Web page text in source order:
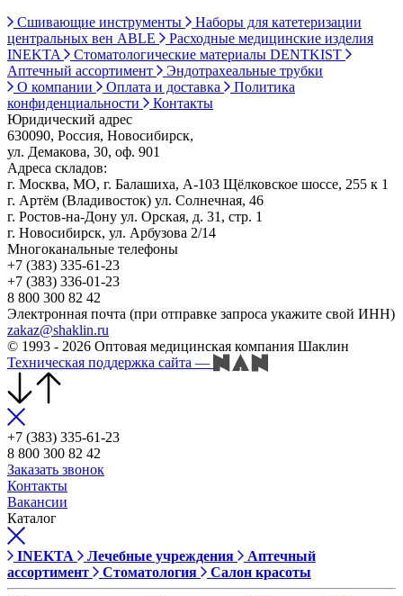
Сшивающие инструменты
Наборы для катетеризации
центральных вен ABLE
Расходные медицинские изделия
INEKTA
Стоматологические материалы DENTKIST
Аптечный ассортимент
Эндотрахеальные трубки
О компании
Оплата и доставка
Политика
конфиденциальности
Контакты
Юридический адрес
630090, Россия, Новосибирск,
ул. Демакова, 30, оф. 901
Адреса складов:
г. Москва, МО, г. Балашиха, А-103 Щёлковское шоссе, 255 к 1
г. Артём (Владивосток) ул. Солнечная, 46
г. Ростов-на-Дону ул. Орская, д. 31, стр. 1
г. Новосибирск, ул. Арбузова 2/14
Многоканальные телефоны
+7 (383) 335-61-23
+7 (383) 336-01-23
8 800 300 82 42
Электронная почта (при отправке запроса укажите свой ИНН)
zakaz@shaklin.ru
© 1993 - 2026 Оптовая медицинская компания Шаклин
Техническая поддержка сайта —
+7 (383) 335-61-23
8 800 300 82 42
Заказать звонок
Контакты
Вакансии
Каталог
INEKTA Лечебные учреждения
Аптечный
ассортимент
Стоматология Салон красоты